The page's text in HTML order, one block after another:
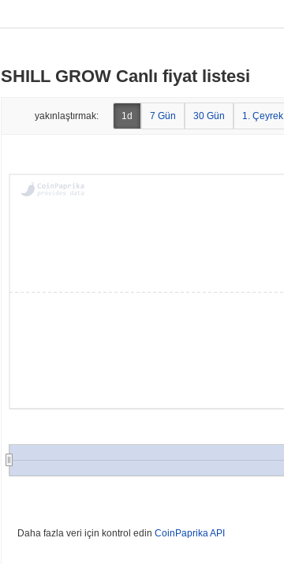
SHILL GROW Canlı fiyat listesi
yakınlaştırmak: 1d 7 Gün 30 Gün 1. Çeyrek
Daha fazla veri için kontrol edin CoinPaprika API